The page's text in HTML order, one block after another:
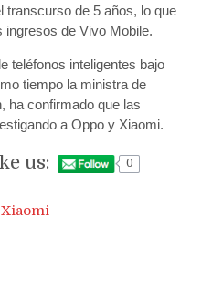
transcurso de 5 años, lo que
ingresos de Vivo Mobile.
teléfonos inteligentes bajo
tiempo la ministra de
ha confirmado que las
a Oppo y Xiaomi.
us:
0
Xiaomi